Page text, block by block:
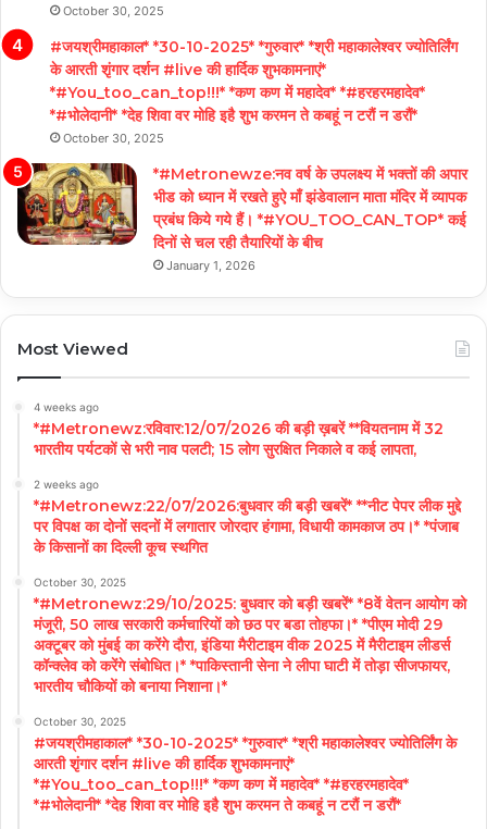
October 30, 2025
#जयश्रीमहाकाल* *30-10-2025* *गुरुवार* *श्री महाकालेश्वर ज्योतिर्लिंग
के आरती शृंगार दर्शन #live की हार्दिक शुभकामनाएं*
*#You_too_can_top!!!* *कण कण में महादेव* *#हरहरमहादेव*
*#भोलेदानी* *देह शिवा वर मोहि इहै शुभ करमन ते कबहूं न टरौं न डरौं*
October 30, 2025
*#Metronewze:नव वर्ष के उपलक्ष्य में भक्तों की अपार
भीड को ध्यान में रखते हुऐ माँ झंडेवालान माता मंदिर में व्यापक
प्रबंध किये गये हैं। *#YOU_TOO_CAN_TOP* कई
दिनों से चल रही तैयारियों के बीच
January 1, 2026
Most Viewed
4 weeks ago
*#Metronewz:रविवार:12/07/2026 की बड़ी ख़बरें **वियतनाम में 32
भारतीय पर्यटकों से भरी नाव पलटी; 15 लोग सुरक्षित निकाले व कई लापता,
2 weeks ago
*#Metronewz:22/07/2026:बुधवार की बड़ी खबरें* **नीट पेपर लीक मुद्दे
पर विपक्ष का दोनों सदनों में लगातार जोरदार हंगामा, विधायी कामकाज ठप।* *पंजाब
के किसानों का दिल्ली कूच स्थगित
October 30, 2025
*#Metronewz:29/10/2025: बुधवार को बड़ी खबरें* *8वें वेतन आयोग को
मंजूरी, 50 लाख सरकारी कर्मचारियों को छठ पर बडा तोहफा।* *पीएम मोदी 29
अक्टूबर को मुंबई का करेंगे दौरा, इंडिया मैरीटाइम वीक 2025 में मैरीटाइम लीडर्स
कॉन्क्लेव को करेंगे संबोधित।* *पाकिस्तानी सेना ने लीपा घाटी में तोड़ा सीजफायर,
भारतीय चौकियों को बनाया निशाना।*
October 30, 2025
#जयश्रीमहाकाल* *30-10-2025* *गुरुवार* *श्री महाकालेश्वर ज्योतिर्लिंग के
आरती शृंगार दर्शन #live की हार्दिक शुभकामनाएं*
*#You_too_can_top!!!* *कण कण में महादेव* *#हरहरमहादेव*
*#भोलेदानी* *देह शिवा वर मोहि इहै शुभ करमन ते कबहूं न टरौं न डरौं*